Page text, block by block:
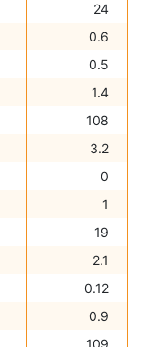
24
0.6
0.5
1.4
108
3.2
0
1
19
2.1
0.12
0.9